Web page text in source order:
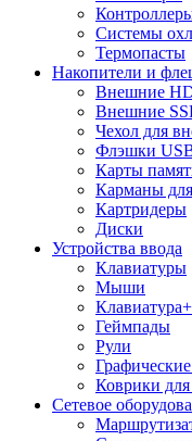
Системы
Термопасты
Накопители и
Внешние
Внешние
Чехол для
Флэшки
Карты
Карманы
Картридеры
Диски
Устройства ввода
Клавиатуры
Мыши
Геймпады
Рули
Коврики
Сетевое